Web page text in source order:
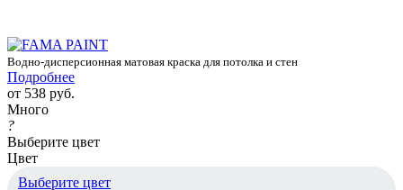
Водно-дисперсионная матовая краска для потолка и стен
Подробнее
от 538 руб.
Много
?
Выберите цвет
Цвет
Выберите цвет